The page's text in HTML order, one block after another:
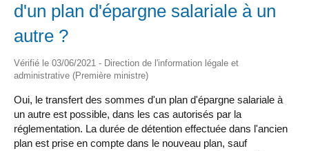
d'un plan d'épargne salariale à un
autre ?
Vérifié le 03/06/2021 - Direction de l'information légale et
administrative (Première ministre)
Oui, le transfert des sommes d'un plan d'épargne salariale à
un autre est possible, dans les cas autorisés par la
réglementation. La durée de détention effectuée dans l'ancien
plan est prise en compte dans le nouveau plan, sauf